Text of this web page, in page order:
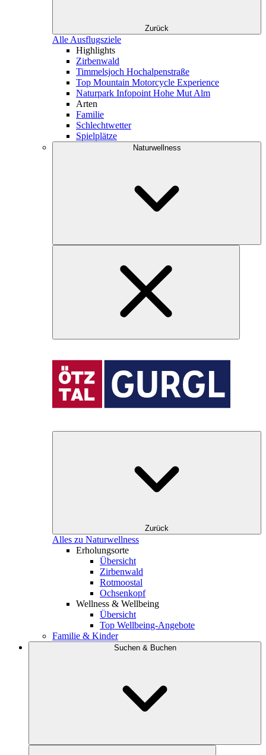
Zurück
Alle Ausflugsziele
Highlights
Zirbenwald
Timmelsjoch Hochalpenstraße
Top Mountain Motorcycle Experience
Naturpark Infopoint Hohe Mut Alm
Arten
Familie
Schlechtwetter
Spielplätze
Naturwellness
Zurück
Alles zu Naturwellness
Erholungsorte
Übersicht
Zirbenwald
Rotmoostal
Ochsenkopf
Wellness & Wellbeing
Übersicht
Top Wellbeing-Angebote
Familie & Kinder
Suchen & Buchen